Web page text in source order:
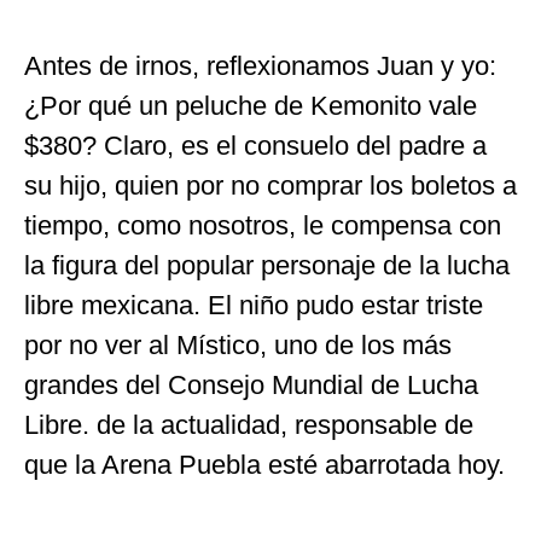
Antes de irnos, reflexionamos Juan y yo:
¿Por qué un peluche de Kemonito vale
$380? Claro, es el consuelo del padre a
su hijo, quien por no comprar los boletos a
tiempo, como nosotros, le compensa con
la figura del popular personaje de la lucha
libre mexicana. El niño pudo estar triste
por no ver al Místico, uno de los más
grandes del Consejo Mundial de Lucha
Libre. de la actualidad, responsable de
que la Arena Puebla esté abarrotada hoy.